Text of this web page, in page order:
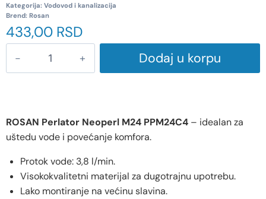
Kategorija: Vodovod i kanalizacija
Brend: Rosan
433,00 RSD
Dodaj u korpu
ROSAN Perlator Neoperl M24 PPM24C4 – idealan za
uštedu vode i povećanje komfora.
Protok vode: 3,8 l/min.
Visokokvalitetni materijal za dugotrajnu upotrebu.
Lako montiranje na većinu slavina.